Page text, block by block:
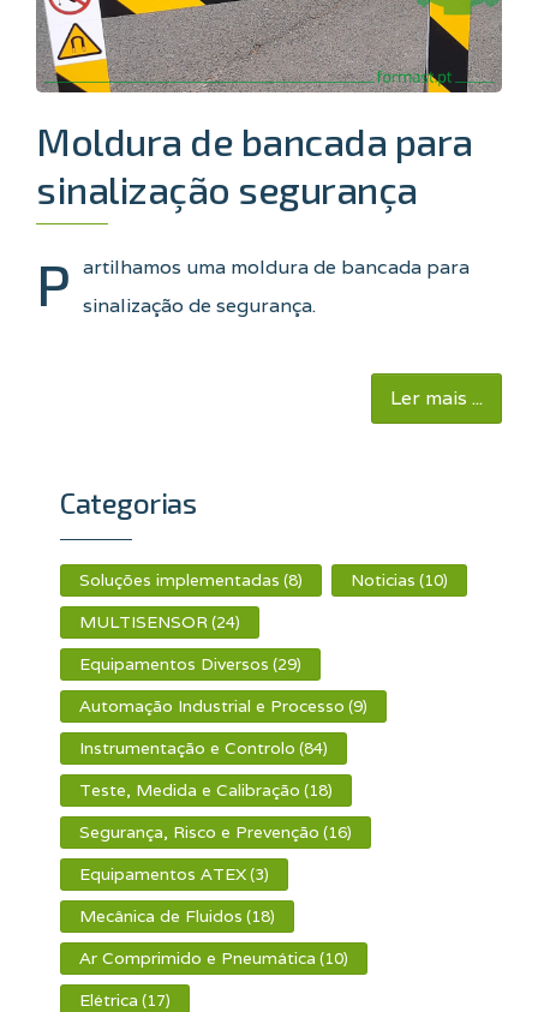
Moldura de bancada para
sinalização segurança
P artilhamos uma moldura de bancada para
sinalização de segurança.
Ler mais ...
Categorias
Soluções implementadas (8) Noticias (10)
MULTISENSOR(24)
Equipamentos Diversos (29)
Automação Industrial e Processo (9)
Instrumentação e Controlo (84)
Teste, Medida e Calibração (18)
Segurança, Risco e Prevenção (16)
Equipamentos ATEX(3)
Mecânica de Fluidos (18)
Ar Comprimido e Pneumática (10)
Elétrica (17)